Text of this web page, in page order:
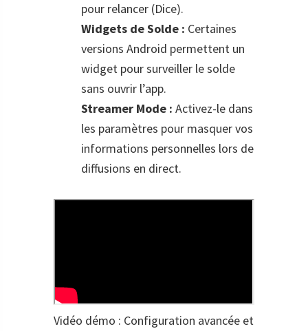
pour relancer (Dice).
Widgets de Solde : Certaines
versions Android permettent un
widget pour surveiller le solde
sans ouvrir l’app.
Streamer Mode : Activez-le dans
les paramètres pour masquer vos
informations personnelles lors de
diffusions en direct.
Vidéo démo : Configuration avancée et